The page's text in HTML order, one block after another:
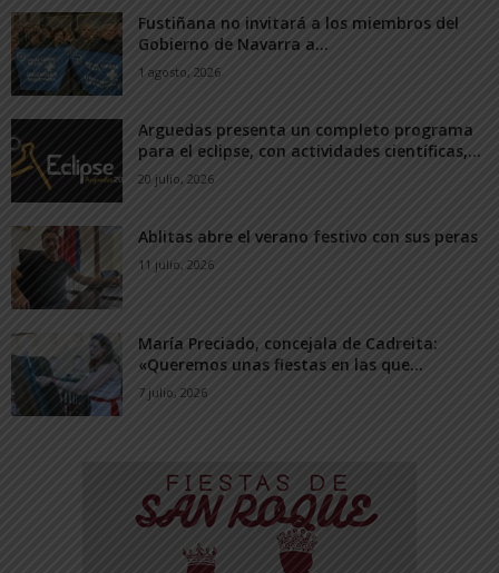
Fustiñana no invitará a los miembros del
Gobierno de Navarra a...
1 agosto, 2026
Arguedas presenta un completo programa
para el eclipse, con actividades científicas,...
20 julio, 2026
Ablitas abre el verano festivo con sus peras
11 julio, 2026
María Preciado, concejala de Cadreita:
«Queremos unas fiestas en las que...
7 julio, 2026